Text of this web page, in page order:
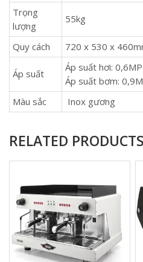
Trọng
lượng
55kg
Quy cách 720 x 530 x
Áp suất
Áp suất hơi:
Áp suất bơm:
Màu sắc
Inox gương
RELATED PRODUCTS